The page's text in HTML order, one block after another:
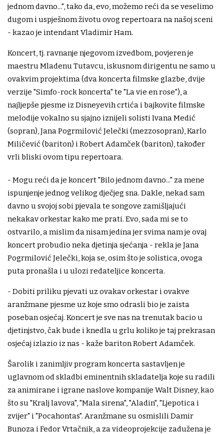
jednom davno...", tako da, evo, možemo reći da se veselimo
dugom i uspješnom životu ovog repertoara na našoj sceni
- kazao je intendant Vladimir Ham.
Koncert, tj. ravnanje njegovom izvedbom, povjeren je
maestru Mladenu Tutavcu, iskusnom dirigentu ne samo u
ovakvim projektima (dva koncerta filmske glazbe, dvije
verzije "Simfo-rock koncerta" te "La vie en rose"), a
najljepše pjesme iz Disneyevih crtića i bajkovite filmske
melodije vokalno su sjajno iznijeli solisti Ivana Medić
(sopran), Jana Pogrmilović Jelečki (mezzosopran), Karlo
Miličević (bariton) i Robert Adamček (bariton), također
vrli bliski ovom tipu repertoara.
- Mogu reći da je koncert "Bilo jednom davno..." za mene
ispunjenje jednog velikog dječjeg sna. Dakle, nekad sam
davno u svojoj sobi pjevala te songove zamišljajući
nekakav orkestar kako me prati. Evo, sada mi se to
ostvarilo, a mislim da nisam jedina jer svima nam je ovaj
koncert probudio neka djetinja sjećanja - rekla je Jana
Pogrmilović Jelečki, koja se, osim što je solistica, ovoga
puta pronašla i u ulozi redateljice koncerta.
- Dobiti priliku pjevati uz ovakav orkestar i ovakve
aranžmane pjesme uz koje smo odrasli bio je zaista
poseban osjećaj. Koncert je sve nas na trenutak bacio u
djetinjstvo, čak bude i knedla u grlu koliko je taj prekrasan
osjećaj izlazio iz nas - kaže bariton Robert Adamček.
Šarolik i zanimljiv program koncerta sastavljen je
uglavnom od skladbi eminentnih skladatelja koje su radili
za animirane i igrane naslove kompanije Walt Disney, kao
što su "Kralj lavova", "Mala sirena", "Aladin", "Ljepotica i
zvijer" i "Pocahontas". Aranžmane su osmislili Damir
Bunoza i Fedor Vrtačnik, a za videoprojekcije zadužena je